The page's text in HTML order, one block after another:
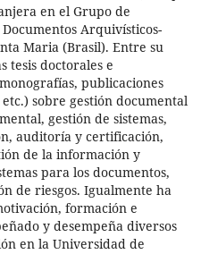
en el Grupo de
Arquivísticos-
Maria (Brasil). Entre su
tesis doctorales e
publicaciones
sobre gestión documental
gestión de sistemas,
auditoría y certificación,
de la información y
para los documentos,
de riesgos. Igualmente ha
formación e
y desempeña diversos
en la Universidad de